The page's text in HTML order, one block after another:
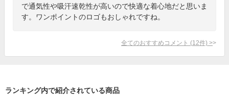
で通気性や吸汗速乾性が高いので快適な着心地だと思いま
す。ワンポイントのロゴもおしゃれですね。
全てのおすすめコメント (12件) >
ランキング内で紹介されている商品